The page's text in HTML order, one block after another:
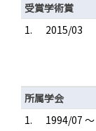
受賞学術賞
1.
2015/03
所属学会
1.
1994/07 ～